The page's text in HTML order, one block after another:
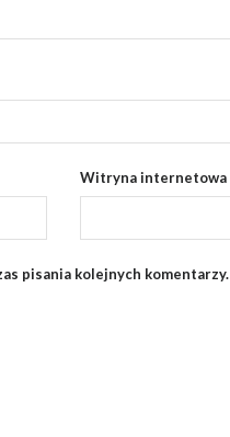
Witryna internetowa
pisania kolejnych komentarzy.